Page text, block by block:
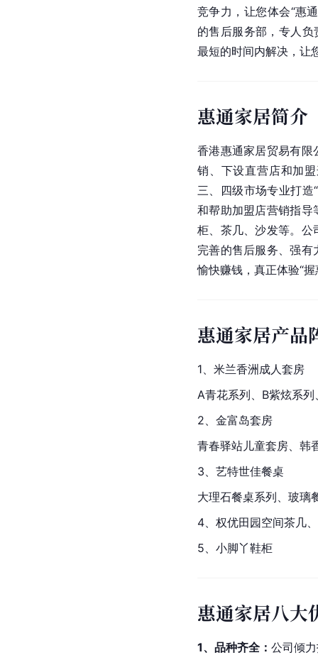
竞争力，让您体会“惠
的售后服务部，专人
最短的时间内解决，让
惠通家居简介
香港惠通家居贸易有限
销、下设直营店和加
三、四级市场专业打
和帮助加盟店营销指导
柜、茶几、沙发等。公
完善的售后服务、强
愉快赚钱，真正体验“
惠通家居产品
1、米兰香洲成人套房
A青花系列、B紫炫系列
2、金富岛套房
青春驿站儿童套房、韩
3、艺特世佳餐桌
大理石餐桌系列、玻璃
4、权优田园空间茶几
5、小脚丫鞋柜
惠通家居八大
1、品种齐全： 公司倾